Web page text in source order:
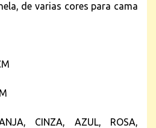
de varias cores para cama
CINZA, AZUL, ROSA,